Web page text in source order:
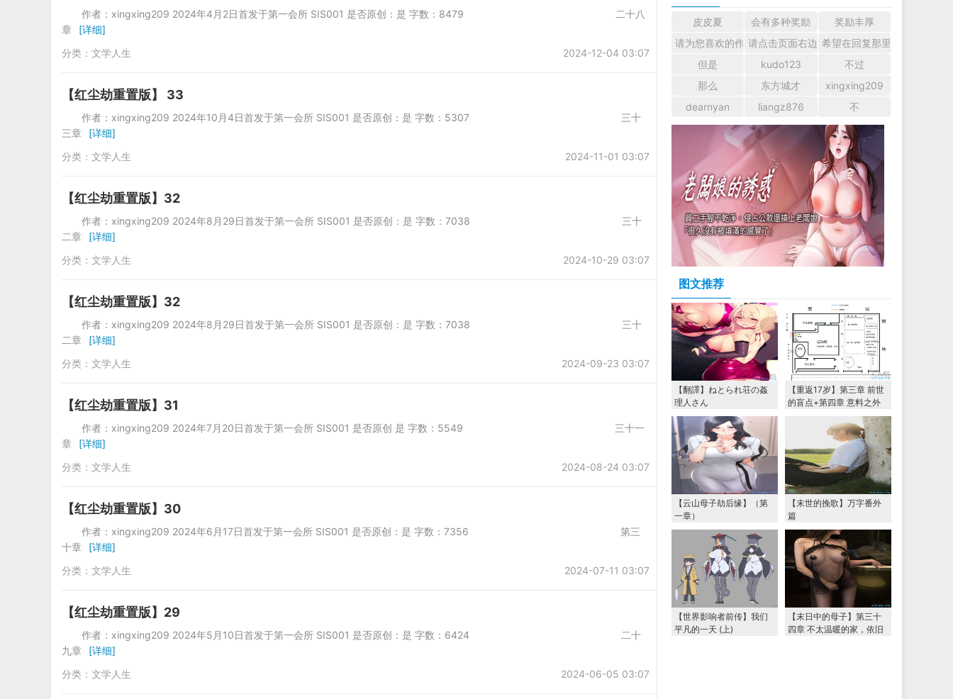
作者：xingxing209 2024年4月2日首发于第一会所 SIS001 是否原创：是 字数：8479 二十八
章
[详细]
2024-12-04 03:07
分类： 文学人生
【红尘劫重置版】 33
作者：xingxing209 2024年10月4日首发于第一会所 SIS001 是否原创：是 字数：5307 三十
三章
[详细]
2024-11-01 03:07
分类： 文学人生
【红尘劫重置版】32
作者：xingxing209 2024年8月29日首发于第一会所 SIS001 是否原创：是 字数：7038 三十
二章
[详细]
2024-10-29 03:07
分类： 文学人生
【红尘劫重置版】32
作者：xingxing209 2024年8月29日首发于第一会所 SIS001 是否原创：是 字数：7038 三十
二章
[详细]
2024-09-23 03:07
分类： 文学人生
【红尘劫重置版】31
作者：xingxing209 2024年7月20日首发于第一会所 SIS001 是否原创 是 字数：5549 三十一
章
[详细]
2024-08-24 03:07
分类： 文学人生
【红尘劫重置版】30
作者：xingxing209 2024年6月17日首发于第一会所 SIS001 是否原创：是 字数：7356 第三
十章
[详细]
2024-07-11 03:07
分类： 文学人生
【红尘劫重置版】29
作者：xingxing209 2024年5月10日首发于第一会所 SIS001 是否原创：是 字数：6424 二十
九章
[详细]
2024-06-05 03:07
分类： 文学人生
皮皮夏 会有多种奖励
奖励丰厚
请为您喜欢的作者加油吧！ 认真回复交流
请点击页面右边的小手图标支持楼主。
希望在回复那里留下您的
但是
kudo123
不过
那么
东方城才
xingxing209
dearnyan
liangz876 不
图文推荐
【翻譯】ねとられ荘の姦
理人さん
【重返17岁】第三章 前世
的盲点+第四章 意料之外
的相认+番外篇（本文为女
主第一视角，两万字更
【云山母子劫后缘】（第
一章）
【末世的挽歌】万字番外
篇
【世界影响者前传】我们
平凡的一天 (上)
【末日中的母子】第三十
四章 不太温暖的家，依旧